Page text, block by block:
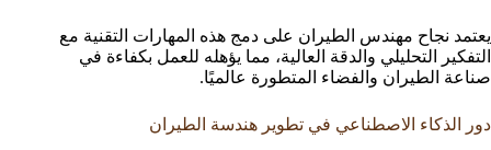
يعتمد نجاح مهندس الطيران على دمج هذه المهارات التقنية مع
التفكير التحليلي والدقة العالية، مما يؤهله للعمل بكفاءة في
صناعة الطيران والفضاء المتطورة عالميًا.
دور الذكاء الاصطناعي في تطوير هندسة الطيران